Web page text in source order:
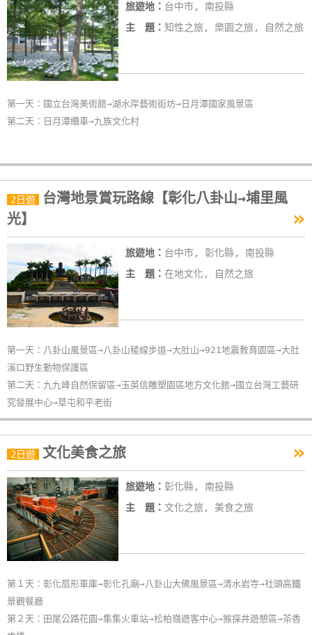
旅遊地： 台中市, 南投縣
主 題： 知性之旅, 樂園之旅, 自然之旅
第一天：國立台灣美術館→湖水岸藝術街坊→日月潭國家風景區
第二天：日月潭纜車→九族文化村
2日遊
台灣地景賞玩路線【彰化八卦山→埔里風
光】
»
旅遊地： 台中市, 彰化縣, 南投縣
主 題： 在地文化, 自然之旅
第一天：八卦山風景區→八卦山稜線步道→大肚山→921地震教育園區→大肚
溪口野生動物保護區
第二天：九九峰自然保留區→玉英信雕塑園區地方文化館→國立台灣工藝研
究發展中心→草屯和平老街
2日遊 文化美食之旅 »
旅遊地： 彰化縣, 南投縣
主 題： 文化之旅, 美食之旅
第１天：彰化扇形車庫→彰化孔廟→八卦山大佛風景區→清水岩寺→社頭高鐵
景觀餐廳
第２天：田尾公路花園→集集火車站→松柏嶺遊客中心→猴探井遊憩區→茶香